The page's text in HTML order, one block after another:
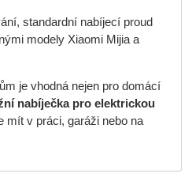
standardní nabíjecí proud
modely Xiaomi Mijia a
je vhodná nejen pro domácí
nabíječka pro elektrickou
mít v práci, garáži nebo na